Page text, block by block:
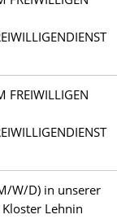
FREIWILLIGEN
W/D) in unserer
Lehnin